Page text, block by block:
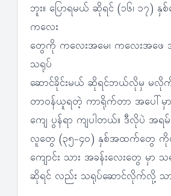
ဘူး။ ပြောရမယ် ဆိုရင် (၁၆၊ ၁၇)
ကလေး
တွေကို ကလေးအမေ၊ ကလေးအဖေ
သရုပ်
ဆောင်ခိုင်းမယ် ဆိုရင်ဘယ်လိုမှ မ
တာဝန်ယူရတဲ့ ကာရိုက်တာ အပေါ်မှ
ကျေ ပွန်ရာ ကျပါတယ်။ ဒီလိုပဲ အ
လူတွေ (၃၅-၄၀) နှစ်အထက်တွေ ကိုလ
ကျောင်း သား အခန်းလေးတွေ မှာ
ဆိုရင် လည်း သရုပ်ဆောင်လိုက်လို့ သာ